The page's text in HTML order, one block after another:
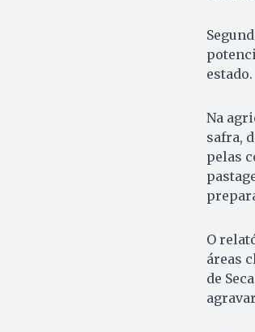
estado.
Na
safra,
pelas
O
áreas
de